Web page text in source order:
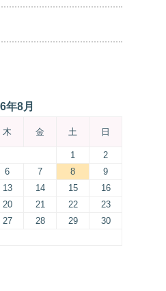
年8月
木 金 土 日
1
2
6 7 8
9
13 14 15
16
20 21 22
23
27 28 29
30